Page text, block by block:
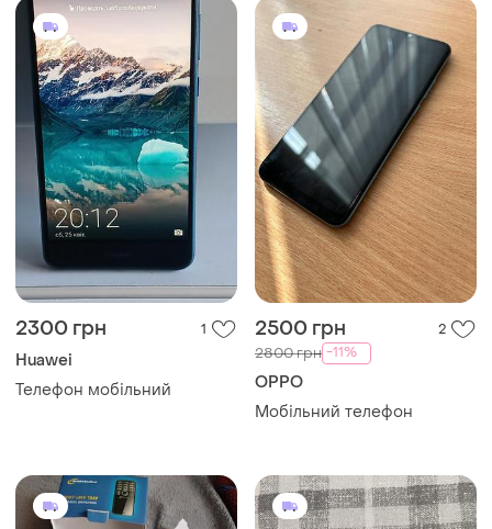
2300 грн 1
Huawei
Телефон мобільний
2500 грн 2
2800 грн -11%
OPPO
Мобільний телефон